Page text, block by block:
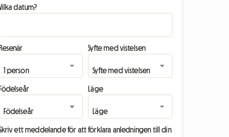
datum?
Resenär Syfte med vistelsen
Födelseår Läge
ett meddelande för att förklara anledningen till din